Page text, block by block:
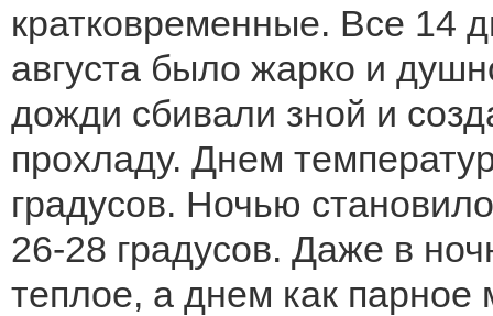
кратковременные. Все 14
августа было жарко и
дожди сбивали зной и
прохладу. Днем
градусов. Ночью
26-28 градусов. Даже в
теплое, а днем как парное